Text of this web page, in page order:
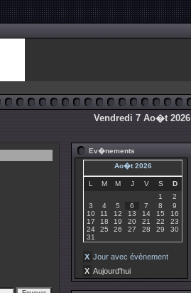
Vendredi 7 Ao�t 2026
Ev�nements
Ao�t 2026
L M M J V S
D
1
2
3
4 5 6 7 8
9
10
11 12 13 14 15
16
17
18 19 20 21 22
23
24
25 26 27 28 29
30
31
X Jour avec évènement
X Aujourd'hui